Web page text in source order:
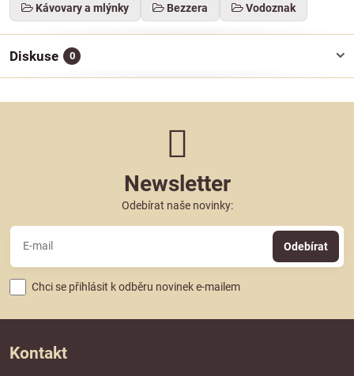
Kávovary a mlýnky Bezzera Vodoznak
Diskuse 0
Newsletter
Odebírat naše novinky:
Odebírat
Chci se přihlásit k odběru novinek e-mailem
Kontakt